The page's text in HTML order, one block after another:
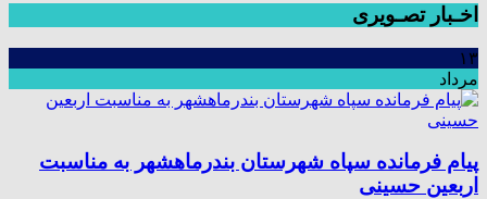
اخـبار تصـویری
۱۳
مرداد
پیام فرمانده سپاه شهرستان بندرماهشهر به مناسبت
اربعین حسینی